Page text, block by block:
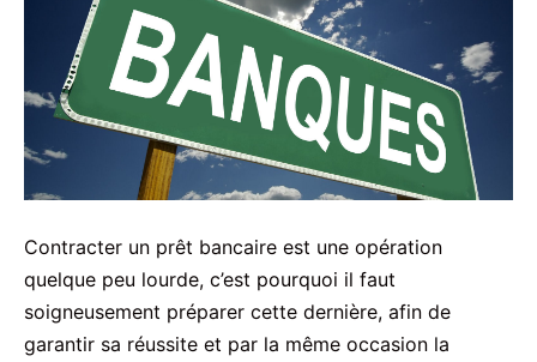
Contracter un prêt bancaire est une opération
quelque peu lourde, c’est pourquoi il faut
soigneusement préparer cette dernière, afin de
garantir sa réussite et par la même occasion la